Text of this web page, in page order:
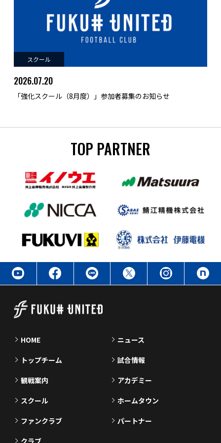
スクール
2026.07.20
「強化スクール（8月度）」参加者募集のお知らせ
TOP PARTNER
HOME ニュース
トップチーム 試合情報
観戦案内 アカデミー
スクール ホームタウン
ファンクラブ パートナー
クラブ